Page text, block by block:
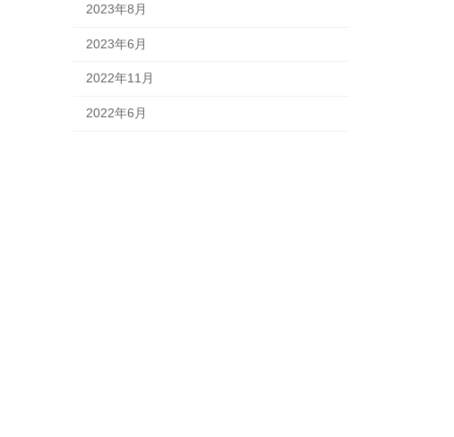
2023年8月
2023年6月
2022年11月
2022年6月